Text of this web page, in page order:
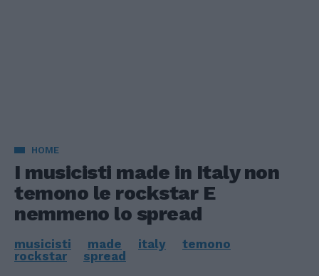
HOME
I musicisti made in Italy non
temono le rockstar E
nemmeno lo spread
musicisti made italy
temono
rockstar
spread